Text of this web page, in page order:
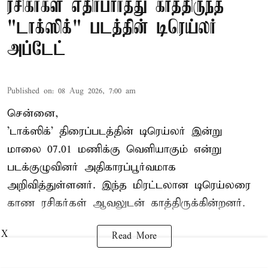
ரசிகர்கள் எதிர்பார்த்து காத்திருந்த
"டாக்ஸிக்" படத்தின் டிரெய்லர்
அப்டேட்
Published on: 08 Aug 2026, 7:00 am
சென்னை,
'டாக்ஸிக்' திரைப்படத்தின் டிரெய்லர் இன்று
மாலை 07.01 மணிக்கு வெளியாகும் என்று
படக்குழுவினர் அதிகாரப்பூர்வமாக
அறிவித்துள்ளனர். இந்த மிரட்டலான டிரெய்லரை
காண ரசிகர்கள் ஆவலுடன் காத்திருக்கின்றனர்.
Read More
X